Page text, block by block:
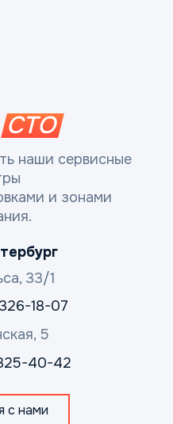
СТО
наши сервисные
и зонами
33/1
18-07
5
40-42
с нами